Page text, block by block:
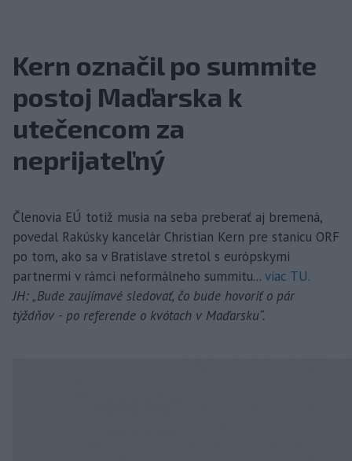
Kern označil po summite
postoj Maďarska k
utečencom za
neprijateľný
Členovia EÚ totiž musia na seba preberať aj bremená,
povedal Rakúsky kancelár Christian Kern pre stanicu ORF
po tom, ako sa v Bratislave stretol s európskymi
partnermi v rámci neformálneho summitu... viac TU.
JH: „Bude zaujímavé sledovať, čo bude hovoriť o pár
týždňov - po referende o kvótach v Maďarsku“.